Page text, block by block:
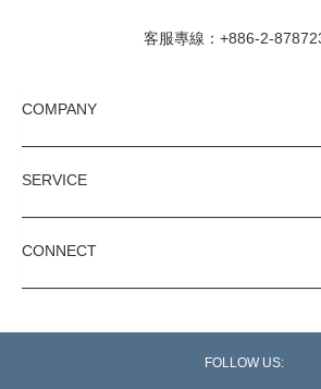
客服專線：+886-2-
COMPANY
SERVICE
CONNECT
FOLLOW US: